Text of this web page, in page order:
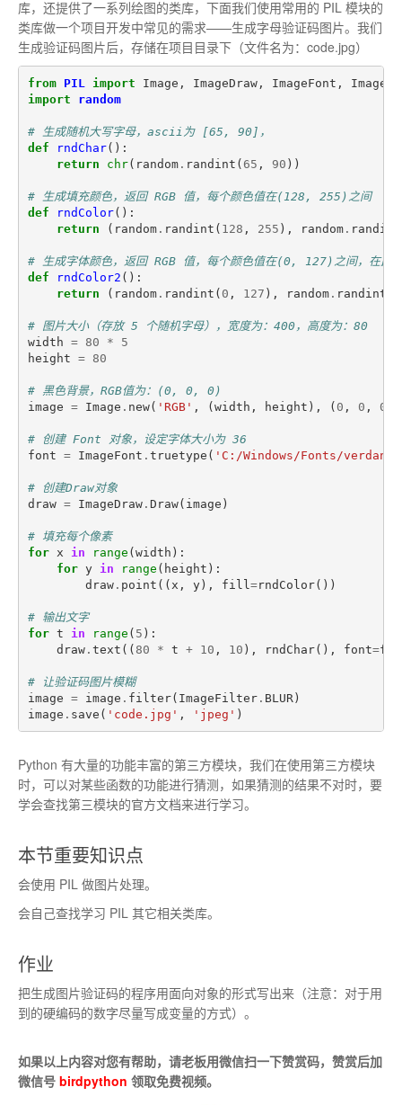
库，还提供了一系列绘图的类库，下面我们使用常用的 PIL 模块的
类库做一个项目开发中常见的需求——生成字母验证码图片。我们
生成验证码图片后，存储在项目目录下（文件名为：code.jpg）
from PIL import Image , ImageDraw, ImageFont ,
import
random
# 生成随机大写字母，ascii为 [65, 90]，
def
rndChar():
return
chr( random. randint ( 65 , 90 ))
# 生成填充颜色，返回 RGB 值，每个颜色值在(128, 255)之间
def
rndColor():
return
( random. randint ( 128 , 255 ), random. randint
# 生成字体颜色，返回 RGB 值，每个颜色值在(0, 127)之间，在此我
def
rndColor2 ():
return
( random. randint ( 0 , 127 ), random. randint
# 图片大小（存放 5 个随机字母），宽度为：400，高度为：80
width = 80 *
5
height = 80
# 黑色背景，RGB值为：(0, 0, 0)
image = Image . new( 'RGB' , (width , height ), ( 0 , 0 , 0
# 创建 Font 对象，设定字体大小为 36
font = ImageFont . truetype ( 'C:/Windows/Fonts/
# 创建Draw对象
draw = ImageDraw. Draw( image )
# 填充每个像素
for
x in range (width ):
for y in range ( height ):
draw. point (( x , y), fill =rndColor())
# 输出文字
for t in range ( 5 ):
draw. text (( 80 * t + 10 , 10 ), rndChar(), font=
# 让验证码图片模糊
image = image . filter( ImageFilter. BLUR )
image . save ( 'code.jpg' , 'jpeg' )
Python 有大量的功能丰富的第三方模块，我们在使用第三方模块
时，可以对某些函数的功能进行猜测，如果猜测的结果不对时，要
学会查找第三模块的官方文档来进行学习。
本节重要知识点
会使用 PIL 做图片处理。
会自己查找学习 PIL 其它相关类库。
作业
把生成图片验证码的程序用面向对象的形式写出来（注意：对于用
到的硬编码的数字尽量写成变量的方式）。
如果以上内容对您有帮助，请老板用微信扫一下赞赏码，赞赏后加
微信号 birdpython 领取免费视频。